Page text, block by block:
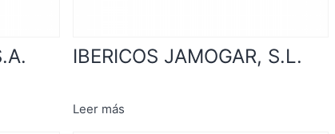
IBERICOS JAMOGAR, S.L.
Leer más